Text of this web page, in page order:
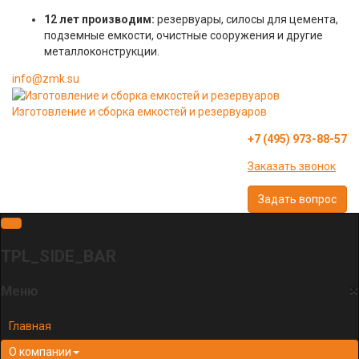
12 лет производим: резервуары, силосы для цемента,
подземные емкости, очистные сооружения и другие
металлоконструкции.
info@zmk.su
Изготовление и сборка емкостей и резервуаров
+7 (495) 973-88-57
Заказать звонок
Задать вопрос
×
Главная
О компании